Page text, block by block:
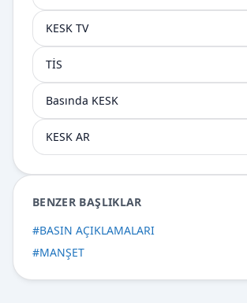
KESK TV
TİS
Basında KESK
KESK AR
BENZER BAŞLIKLAR
#BASIN AÇIKLAMALARI
#MANŞET